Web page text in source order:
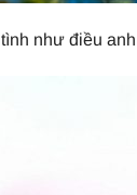
như điều